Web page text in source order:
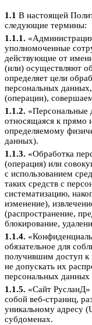
1.1 В настоящей
следующие термины:
1.1.1.
уполномоченные
действующие от
(или) осуществляют
определяет цели
персональных
(операции),
1.1.2. «Персональные
относящаяся к прямо
определяемому
данных).
1.1.3. «Обработка
(операция) или
с использованием
таких средств с
систематизацию,
изменение),
(распространение,
блокирование,
1.1.4.
обязательное для
получившим доступ к
не допускать их
персональных данных
1.1.5. «Сайт
собой веб-страниц,
уникальному адресу
субдоменах.